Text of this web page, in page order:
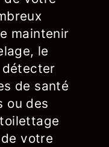
maintenir
le
de santé
ou des
votre